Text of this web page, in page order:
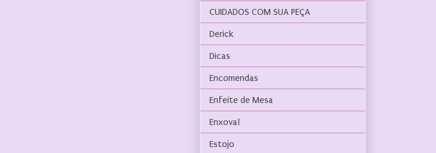
CUIDADOS COM SUA PEÇA
Derick
Dicas
Encomendas
Enfeite de Mesa
Enxoval
Estojo